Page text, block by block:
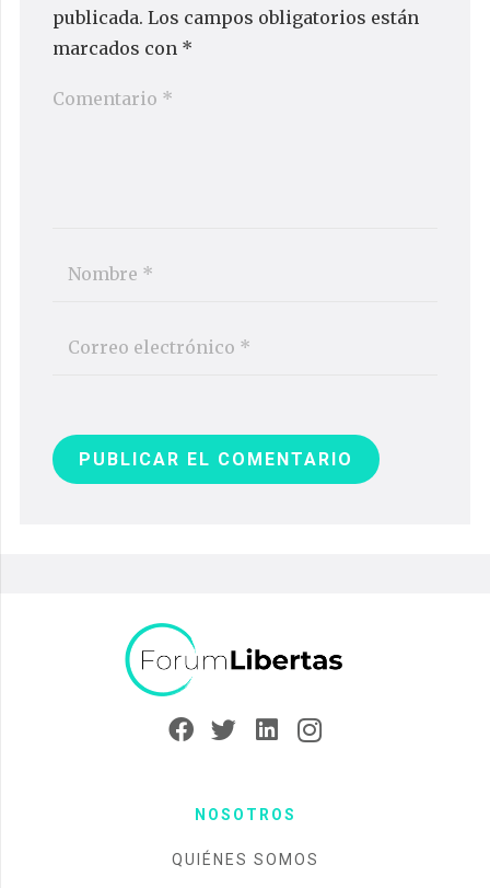
publicada. Los campos obligatorios están
marcados con *
PUBLICAR EL COMENTARIO
NOSOTROS
QUIÉNES SOMOS